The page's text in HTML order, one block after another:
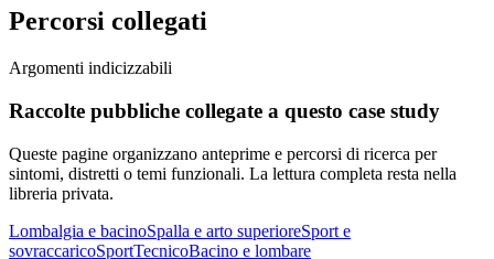
Percorsi collegati
Argomenti indicizzabili
Raccolte pubbliche collegate a questo case study
Queste pagine organizzano anteprime e percorsi di ricerca per
sintomi, distretti o temi funzionali. La lettura completa resta nella
libreria privata.
Lombalgia e bacinoSpalla e arto superioreSport e
sovraccaricoSportTecnicoBacino e lombare